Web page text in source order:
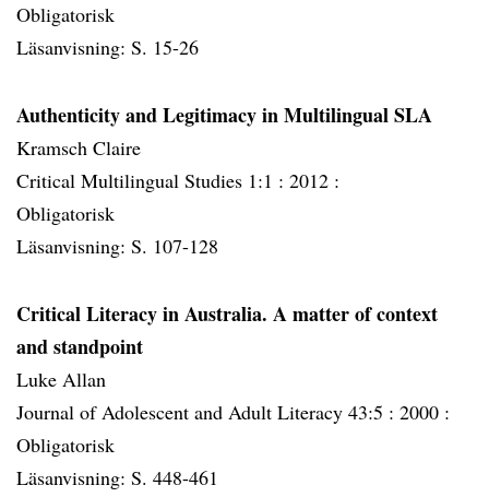
Obligatorisk
Läsanvisning: S. 15-26
Authenticity and Legitimacy in Multilingual SLA
Kramsch Claire
Critical Multilingual Studies 1:1 : 2012 :
Obligatorisk
Läsanvisning: S. 107-128
Critical Literacy in Australia. A matter of context
and standpoint
Luke Allan
Journal of Adolescent and Adult Literacy 43:5 : 2000 :
Obligatorisk
Läsanvisning: S. 448-461